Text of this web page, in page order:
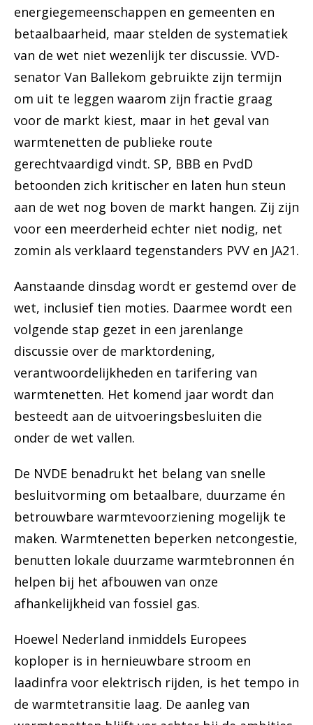
energiegemeenschappen en gemeenten en
betaalbaarheid, maar stelden de systematiek
van de wet niet wezenlijk ter discussie. VVD-
senator Van Ballekom gebruikte zijn termijn
om uit te leggen waarom zijn fractie graag
voor de markt kiest, maar in het geval van
warmtenetten de publieke route
gerechtvaardigd vindt. SP, BBB en PvdD
betoonden zich kritischer en laten hun steun
aan de wet nog boven de markt hangen. Zij zijn
voor een meerderheid echter niet nodig, net
zomin als verklaard tegenstanders PVV en JA21.
Aanstaande dinsdag wordt er gestemd over de
wet, inclusief tien moties. Daarmee wordt een
volgende stap gezet in een jarenlange
discussie over de marktordening,
verantwoordelijkheden en tarifering van
warmtenetten. Het komend jaar wordt dan
besteedt aan de uitvoeringsbesluiten die
onder de wet vallen.
De NVDE benadrukt het belang van snelle
besluitvorming om betaalbare, duurzame én
betrouwbare warmtevoorziening mogelijk te
maken. Warmtenetten beperken netcongestie,
benutten lokale duurzame warmtebronnen én
helpen bij het afbouwen van onze
afhankelijkheid van fossiel gas.
Hoewel Nederland inmiddels Europees
koploper is in hernieuwbare stroom en
laadinfra voor elektrisch rijden, is het tempo in
de warmtetransitie laag. De aanleg van